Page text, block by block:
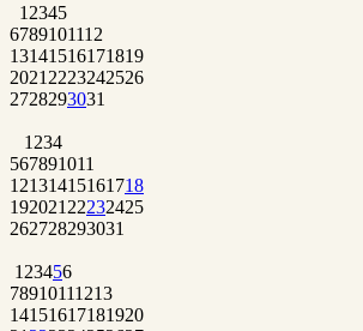
1 2345
6789101112
13141516171819
2021 2223242526
2728293031
1 234
567891011
12131415161718
192021 22232425
262728293031
1 23456
78910111213
14151617181920